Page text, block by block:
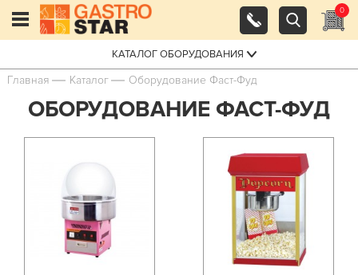
0
КАТАЛОГ ОБОРУДОВАНИЯ
Главная Каталог Оборудование Фаст-Фуд
ОБОРУДОВАНИЕ ФАСТ-ФУД